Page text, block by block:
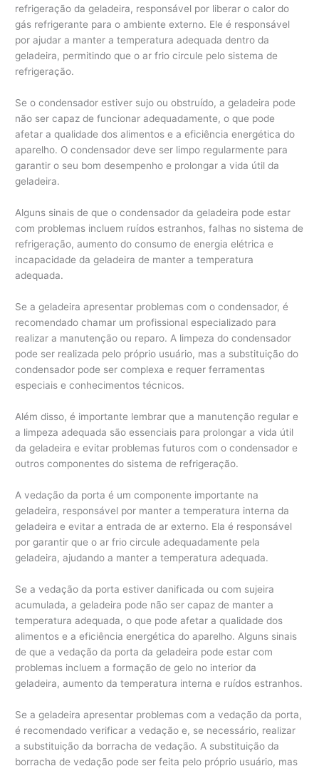
refrigeração da geladeira, responsável por liberar o calor do
gás refrigerante para o ambiente externo. Ele é responsável
por ajudar a manter a temperatura adequada dentro da
geladeira, permitindo que o ar frio circule pelo sistema de
refrigeração.
Se o condensador estiver sujo ou obstruído, a geladeira pode
não ser capaz de funcionar adequadamente, o que pode
afetar a qualidade dos alimentos e a eficiência energética do
aparelho. O condensador deve ser limpo regularmente para
garantir o seu bom desempenho e prolongar a vida útil da
geladeira.
Alguns sinais de que o condensador da geladeira pode estar
com problemas incluem ruídos estranhos, falhas no sistema de
refrigeração, aumento do consumo de energia elétrica e
incapacidade da geladeira de manter a temperatura
adequada.
Se a geladeira apresentar problemas com o condensador, é
recomendado chamar um profissional especializado para
realizar a manutenção ou reparo. A limpeza do condensador
pode ser realizada pelo próprio usuário, mas a substituição do
condensador pode ser complexa e requer ferramentas
especiais e conhecimentos técnicos.
Além disso, é importante lembrar que a manutenção regular e
a limpeza adequada são essenciais para prolongar a vida útil
da geladeira e evitar problemas futuros com o condensador e
outros componentes do sistema de refrigeração.
A vedação da porta é um componente importante na
geladeira, responsável por manter a temperatura interna da
geladeira e evitar a entrada de ar externo. Ela é responsável
por garantir que o ar frio circule adequadamente pela
geladeira, ajudando a manter a temperatura adequada.
Se a vedação da porta estiver danificada ou com sujeira
acumulada, a geladeira pode não ser capaz de manter a
temperatura adequada, o que pode afetar a qualidade dos
alimentos e a eficiência energética do aparelho. Alguns sinais
de que a vedação da porta da geladeira pode estar com
problemas incluem a formação de gelo no interior da
geladeira, aumento da temperatura interna e ruídos estranhos.
Se a geladeira apresentar problemas com a vedação da porta,
é recomendado verificar a vedação e, se necessário, realizar
a substituição da borracha de vedação. A substituição da
borracha de vedação pode ser feita pelo próprio usuário, mas